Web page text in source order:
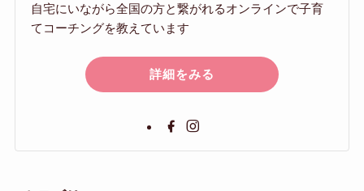
自宅にいながら全国の方と繋がれるオンラインで子育
てコーチングを教えています
詳細をみる